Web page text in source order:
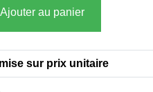
Ajouter au panier
sur prix unitaire